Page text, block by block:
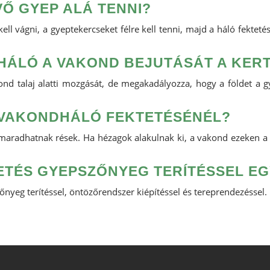
GYEP ALÁ TENNI?
vágni, a gyeptekercseket félre kell tenni, majd a háló
A VAKOND BEJUTÁSÁT A
talaj alatti mozgását, de megakadályozza, hogy a földet a
FEKTETÉSÉNÉL?
rések. Ha hézagok alakulnak ki, a vakond
GYEPSZŐNYEG TERÍTÉSSEL
terítéssel, öntözőrendszer kiépítéssel és